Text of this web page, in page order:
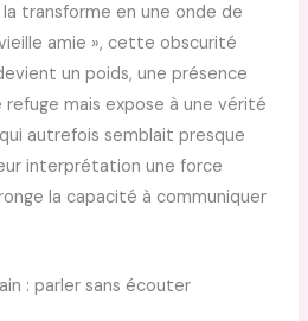
transforme en une onde de
amie », cette obscurité
un poids, une présence
refuge mais expose à une vérité
autrefois semblait presque
interprétation une force
la capacité à communiquer
: parler sans écouter